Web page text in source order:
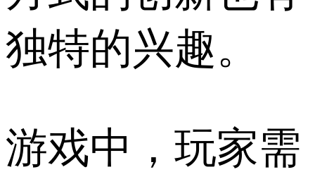
独特的兴趣。
游戏中，玩家需